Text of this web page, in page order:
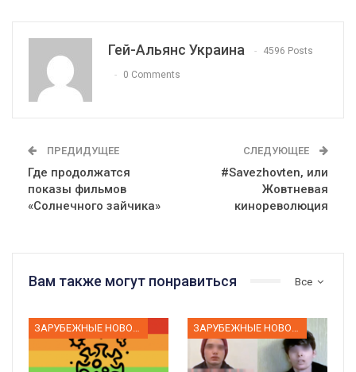
Гей-Альянс Украина 4596 Posts
0 Comments
ПРЕДИДУЩЕЕ
Где продолжатся
показы фильмов
«Солнечного зайчика»
СЛЕДУЮЩЕЕ
#Savezhovten, или
Жовтневая
кинореволюция
Все
Вам также могут понравиться
ЗАРУБЕЖНЫЕ НОВОСТИ ЗАРУБЕЖНЫЕ НОВОСТИ